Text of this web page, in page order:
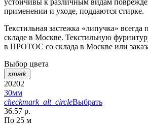
применении и уходе, поддаются стирке.
Текстильная застежка «липучка» всегда
складе в Москве. Текстильную
в ПРОТОС со склада в Москве или
Выбор цвета
xmark
20202
30мм
checkmark_alt_circleВыбрать
36.57 р.
По 25 м